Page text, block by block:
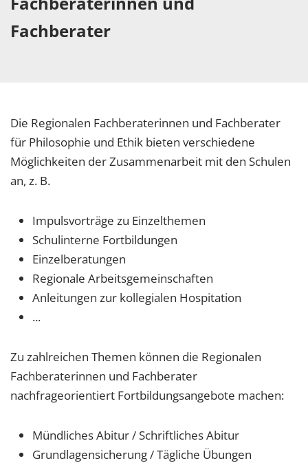
Fachberater
Die Regionalen Fachberaterinnen und Fachberater
für Philosophie und Ethik bieten verschiedene
Möglichkeiten der Zusammenarbeit mit den Schulen
an, z. B.
Impulsvorträge zu Einzelthemen
Schulinterne Fortbildungen
Einzelberatungen
Regionale Arbeitsgemeinschaften
Anleitungen zur kollegialen Hospitation
...
Zu zahlreichen Themen können die Regionalen
Fachberaterinnen und Fachberater
nachfrageorientiert Fortbildungsangebote machen:
Mündliches Abitur / Schriftliches Abitur
Grundlagensicherung / Tägliche Übungen